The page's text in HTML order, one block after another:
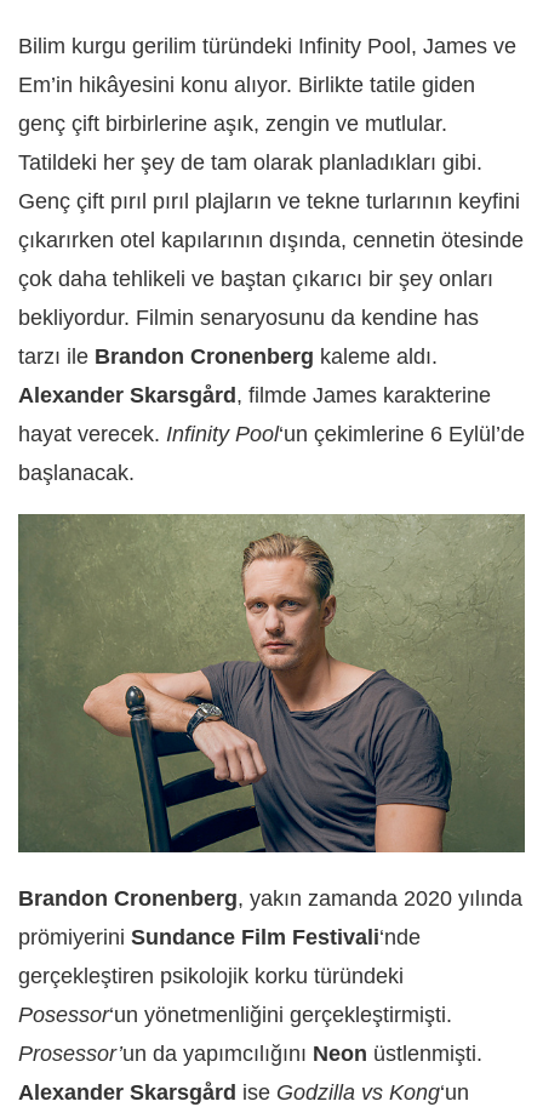
Bilim kurgu gerilim türündeki Infinity Pool, James ve
Em’in hikâyesini konu alıyor. Birlikte tatile giden
genç çift birbirlerine aşık, zengin ve mutlular.
Tatildeki her şey de tam olarak planladıkları gibi.
Genç çift pırıl pırıl plajların ve tekne turlarının keyfini
çıkarırken otel kapılarının dışında, cennetin ötesinde
çok daha tehlikeli ve baştan çıkarıcı bir şey onları
bekliyordur. Filmin senaryosunu da kendine has
tarzı ile Brandon Cronenberg kaleme aldı.
Alexander Skarsgård , filmde James karakterine
hayat verecek. Infinity Pool‘un çekimlerine 6 Eylül’de
başlanacak.
Brandon Cronenberg, yakın zamanda 2020 yılında
prömiyerini Sundance Film Festivali‘nde
gerçekleştiren psikolojik korku türündeki
Posessor‘un yönetmenliğini gerçekleştirmişti.
Prosessor’un da yapımcılığını Neon üstlenmişti.
Alexander Skarsgård ise Godzilla vs Kong‘un